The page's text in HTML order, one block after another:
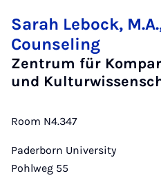
Sarah Lebock,
Counseling
Zentrum für
und
Room N4.347
Paderborn University
Pohlweg 55